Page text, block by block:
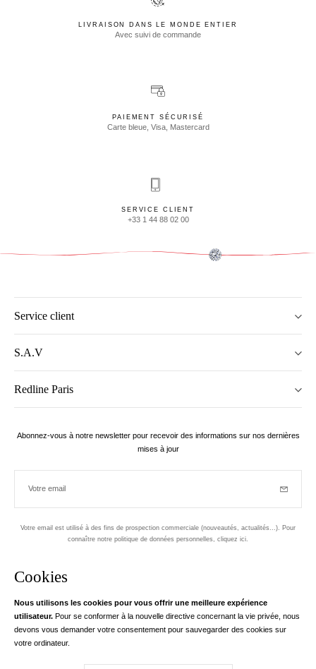
Cookies
Nous utilisons les cookies pour vous offrir une meilleure expérience
utilisateur. Pour se conformer à la nouvelle directive concernant la vie privée, nous
devons vous demander votre consentement pour sauvegarder des cookies sur
votre ordinateur.
LIVRAISON DANS LE MONDE ENTIER
Avec suivi de commande
PAIEMENT SÉCURISÉ
Carte bleue, Visa, Mastercard
SERVICE CLIENT
+33 1 44 88 02 00
Service client
S.A.V
Redline Paris
Abonnez-vous à notre newsletter pour recevoir des informations sur nos dernières
mises à jour
Votre email
Votre email est utilisé à des fins de prospection commerciale (nouveautés, actualités...). Pour
connaître notre politique de données personnelles, cliquez ici.
Instagram
Votre adresse email